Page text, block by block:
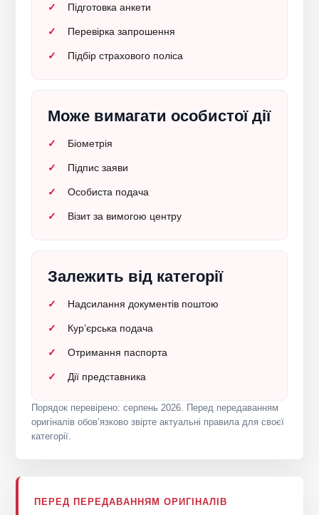
Підготовка анкети
Перевірка запрошення
Підбір страхового поліса
Може вимагати особистої дії
Біометрія
Підпис заяви
Особиста подача
Візит за вимогою центру
Залежить від категорії
Надсилання документів поштою
Кур’єрська подача
Отримання паспорта
Дії представника
Порядок перевірено: серпень 2026. Перед передаванням
оригіналів обов’язково звірте актуальні правила для своєї
категорії.
ПЕРЕД ПЕРЕДАВАННЯМ ОРИГІНАЛІВ